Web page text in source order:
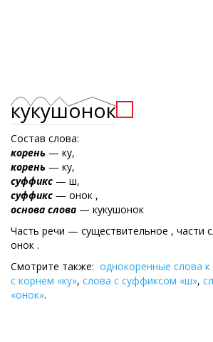
кукушонок
Состав слова:
корень — ку,
корень — ку,
суффикс — ш,
суффикс — онок ,
основа слова — кукушонок
Часть речи — существительное , части
онок .
Смотрите также: однокоренные слова к
с корнем «ку», слова с суффиксом «ш»,
«онок».